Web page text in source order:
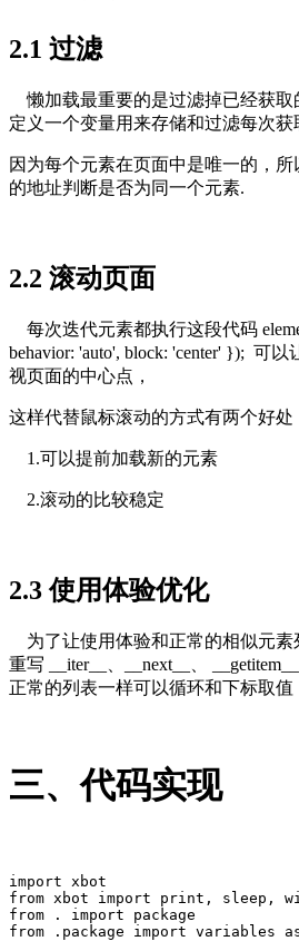
2.1 过滤
懒加载最重要的是过滤掉已经获取
定义一个变量用来存储和过滤每次获
因为每个元素在页面中是唯一的，
的地址判断是否为同一个元素.
2.2 滚动页面
每次迭代元素都执行这段代码
behavior: 'auto', block: 'center' }); 可以
视页面的中心点，
这样代替鼠标滚动的方式有两个好处
1.可以提前加载新的元素
2.滚动的比较稳定
2.3 使用体验优化
为了让使用体验和正常的相似元素
重写 __iter__、__next__、
正常的列表一样可以循环和下标取值
三、代码实现
import xbot
from xbot import print, sleep,
from . import package
from .package import variables